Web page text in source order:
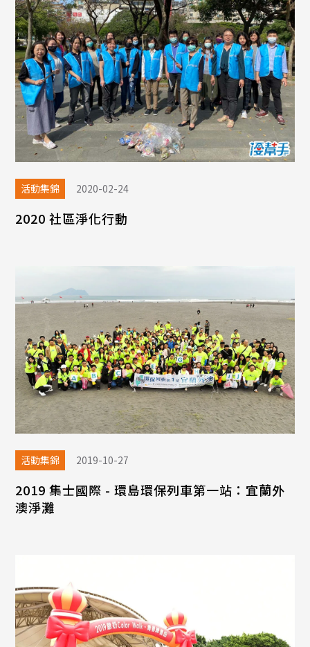
活動集錦 2020-02-24
2020 社區淨化行動
活動集錦 2019-10-27
2019 集士國際 - 環島環保列車第一站：宜蘭外
澳淨灘